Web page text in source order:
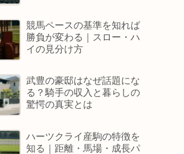
競馬ペースの基準を知れば
勝負が変わる｜スロー・ハ
イの見分け方
武豊の豪邸はなぜ話題にな
る？騎手の収入と暮らしの
驚愕の真実とは
ハーツクライ産駒の特徴を
知る｜距離・馬場・成長パ